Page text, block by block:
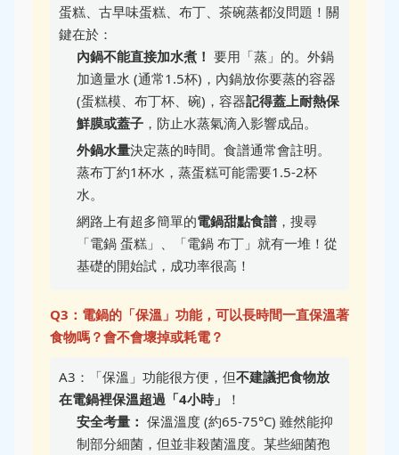
蛋糕、古早味蛋糕、布丁、茶碗蒸都沒問題！關
鍵在於：
內鍋不能直接加水煮！ 要用「蒸」的。外鍋
加適量水 (通常1.5杯)，內鍋放你要蒸的容器
(蛋糕模、布丁杯、碗)，容器記得蓋上耐熱保
鮮膜或蓋子 ，防止水蒸氣滴入影響成品。
外鍋水量決定蒸的時間。食譜通常會註明。
蒸布丁約1杯水，蒸蛋糕可能需要1.5-2杯
水。
網路上有超多簡單的電鍋甜點食譜 ，搜尋
「電鍋 蛋糕」、「電鍋 布丁」就有一堆！從
基礎的開始試，成功率很高！
Q3：電鍋的「保溫」功能，可以長時間一直保溫著
食物嗎？會不會壞掉或耗電？
A3：「保溫」功能很方便，但不建議把食物放
在電鍋裡保溫超過「4小時」
！
安全考量： 保溫溫度 (約65-75°C) 雖然能抑
制部分細菌，但並非殺菌溫度。某些細菌孢